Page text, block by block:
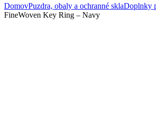
DomovPuzdra, obaly a ochranné sklaDoplnky
FineWoven Key Ring – Navy